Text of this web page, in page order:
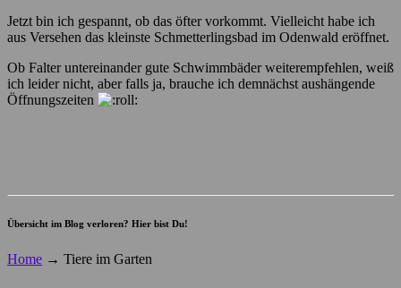
Jetzt bin ich gespannt, ob das öfter vorkommt. Vielleicht habe ich
aus Versehen das kleinste Schmetterlingsbad im Odenwald eröffnet.
Ob Falter untereinander gute Schwimmbäder weiterempfehlen, weiß
ich leider nicht, aber falls ja, brauche ich demnächst aushängende
Öffnungszeiten
Übersicht im Blog verloren? Hier bist Du!
Home → Tiere im Garten